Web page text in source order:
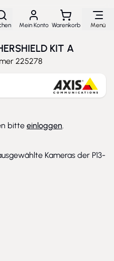
Mein Konto Warenkorb Menü
KIT A
225278
Kameras der P13-
bitte einloggen.